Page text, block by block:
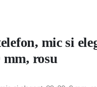
mic si
mm, rosu